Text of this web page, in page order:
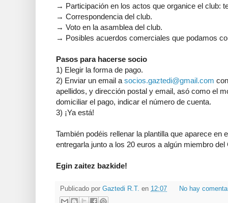
→ Participación en los actos que organice el club:
→ Correspondencia del club.
→ Voto en la asamblea del club.
→ Posibles acuerdos comerciales que podamos
Pasos para hacerse socio
1) Elegir la forma de pago.
2) Enviar un email a socios.gaztedi@gmail.com
apellidos, y dirección postal y email, asó como el
domiciliar el pago, indicar el número de cuenta.
3) ¡Ya está!
También podéis rellenar la plantilla que aparece en
entregarla junto a los 20 euros a algún miembro del
Egin zaitez bazkide!
Publicado por Gaztedi R.T. en 12:07 No hay